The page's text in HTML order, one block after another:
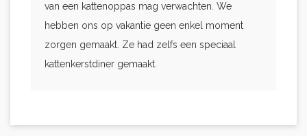
van een kattenoppas mag verwachten. We
hebben ons op vakantie geen enkel moment
zorgen gemaakt. Ze had zelfs een speciaal
kattenkerstdiner gemaakt.